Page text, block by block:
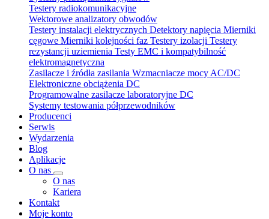
Testery radiokomunikacyjne
Wektorowe analizatory obwodów
Testery instalacji elektrycznych Detektory napięcia Mierniki
cęgowe Mierniki kolejności faz Testery izolacji Testery
rezystancji uziemienia Testy EMC i kompatybilność
elektromagnetyczna
Zasilacze i źródła zasilania Wzmacniacze mocy AC/DC
Elektroniczne obciążenia DC
Programowalne zasilacze laboratoryjne DC
Systemy testowania półprzewodników
Producenci
Serwis
Wydarzenia
Blog
Aplikacje
O nas
O nas
Kariera
Kontakt
Moje konto